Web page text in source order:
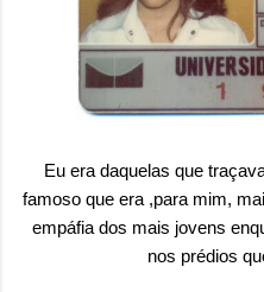
Eu era daquelas que
famoso que era ,para mim,
empáfia dos mais jovens
nos prédios